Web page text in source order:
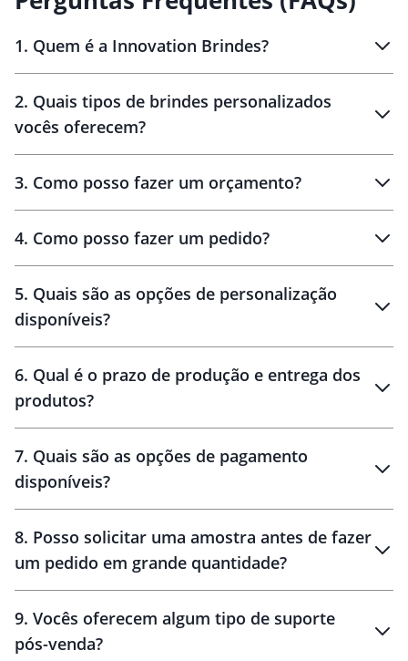
1. Quem é a Innovation Brindes?
Brindes personalizados
2. Quais tipos de brindes personalizados
vocês oferecem?
personalizados
3. Como posso fazer um orçamento?
brinde
personalização
4. Como posso fazer um pedido?
amostra virtual
5. Quais são as opções de personalização
disponíveis?
6. Qual é o prazo de produção e entrega dos
produtos?
10 dias
brinde
48 horas
7. Quais são as opções de pagamento
disponíveis?
8. Posso solicitar uma amostra antes de fazer
um pedido em grande quantidade?
9. Vocês oferecem algum tipo de suporte
pós-venda?